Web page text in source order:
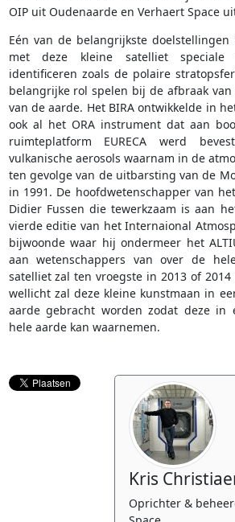
OIP uit Oudenaarde en Verhaert Space
Eén van de belangrijkste
met deze kleine satelliet
identificeren zoals de polaire
belangrijke rol spelen bij de afbraak
van de aarde. Het BIRA ontwikkelde in
ook al het ORA instrument dat aan
ruimteplatform EURECA werd
vulkanische aerosols waarnam in de
ten gevolge van de uitbarsting van de
in 1991. De hoofdwetenschapper van
Didier Fussen die tewerkzaam is aan
vierde editie van het Internaional
bijwoonde waar hij ondermeer het
aan wetenschappers van over de
satelliet zal ten vroegste in 2013 of
wellicht zal deze kleine kunstmaan in
aarde gebracht worden zodat deze in
hele aarde kan waarnemen.
Kris
Oprichter &